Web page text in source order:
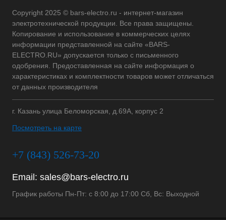
Copyright 2025 © bars-electro.ru - интернет-магазин
электротехнической продукции. Все права защищены.
Копирование и использование в коммерческих целях
информации представленной на сайте «BARS-
ELECTRO.RU» допускается только с письменного
одобрения. Предоставленная на сайте информация о
характеристиках и комплектности товаров может отличаться
от данных производителя
г. Казань улица Беломорская, д.69А, корпус 2
Посмотреть на карте
+7 (843) 526-73-20
Email: sales@bars-electro.ru
График работы Пн-Пт: с 8:00 до 17:00 Сб, Вс: Выходной